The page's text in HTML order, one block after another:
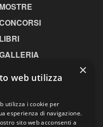
MOSTRE
LIBRI
×
web utilizza
utilizza i cookie per
esperienza di navigazione.
sito web acconsenti a